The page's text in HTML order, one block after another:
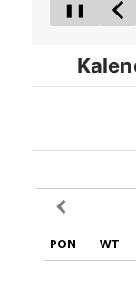
❚❚
poprzedni
PON WT